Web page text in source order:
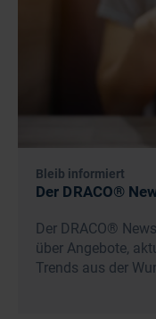
Bleib informiert
Der DRACO®
Der DRACO®
über Angebote,
Trends aus der